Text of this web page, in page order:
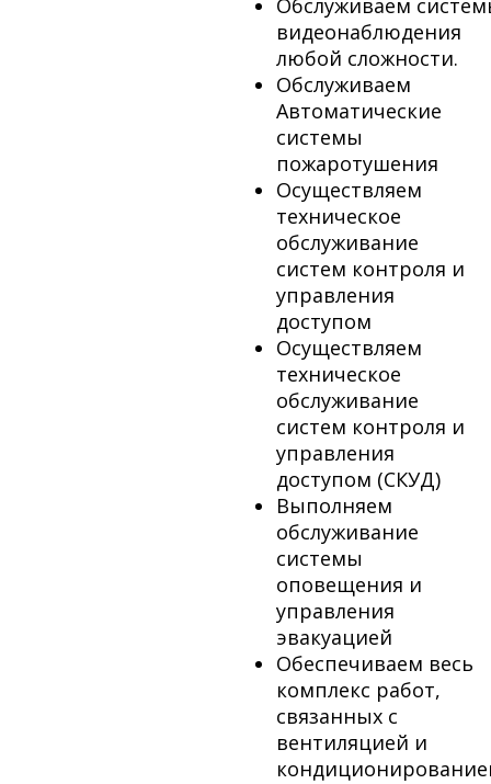
Обслуживаем
видеонаблюдения
любой сложности.
Обслуживаем
Автоматические
системы
пожаротушения
Осуществляем
техническое
обслуживание
систем контроля и
управления
доступом
Осуществляем
техническое
обслуживание
систем контроля и
управления
доступом (СКУД)
Выполняем
обслуживание
системы
оповещения и
управления
эвакуацией
Обеспечиваем весь
комплекс работ,
связанных с
вентиляцией и